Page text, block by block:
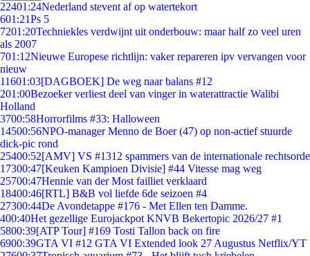
22401:24Nederland stevent af op watertekort
601:21Ps 5
7201:20Techniekles verdwijnt uit onderbouw: maar half zo veel uren
als 2007
701:12Nieuwe Europese richtlijn: vaker repareren ipv vervangen voor
nieuw
11601:03[DAGBOEK] De weg naar balans #12
201:00Bezoeker verliest deel van vinger in waterattractie Walibi
Holland
3700:58Horrorfilms #33: Halloween
14500:56NPO-manager Menno de Boer (47) op non-actief stuurde
dick-pic rond
25400:52[AMV] VS #1312 spammers van de internationale rechtsorde
17300:47[Keuken Kampioen Divisie] #44 Vitesse mag weg
25700:47Hennie van der Most failliet verklaard
18400:46[RTL] B&B vol liefde 6de seizoen #4
27300:44De Avondetappe #176 - Met Ellen ten Damme.
400:40Het gezellige Eurojackpot KNVB Bekertopic 2026/27 #1
5800:39[ATP Tour] #169 Tosti Tallon back on fire
6900:39GTA VI #12 GTA VI Extended look 27 Augustus Netflix/YT